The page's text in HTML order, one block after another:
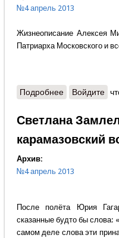
№4 апрель 2013
Жизнеописание Алексея
Патриарха Московского и
Подробнеео Александр
Войдите
Светлана
карамазовский
Архив:
№4 апрель 2013
После полёта Юрия
сказанные будто бы слова:
самом деле слова эти